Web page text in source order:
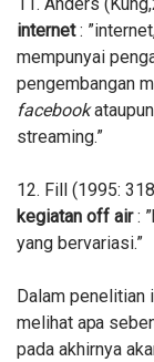
11. Anders
internet:
mempunyai
pengembangan
facebook
streaming.”
12. Fill (1995:
kegiatan off air:
yang bervariasi.”
Dalam penelitian
melihat apa
pada akhirnya